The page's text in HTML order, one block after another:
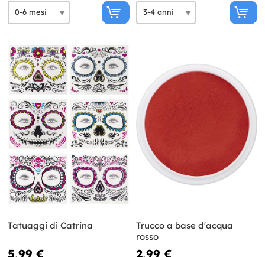
Tatuaggi di Catrina
5,99 €
Trucco a base d'acqua
rosso
2,99 €